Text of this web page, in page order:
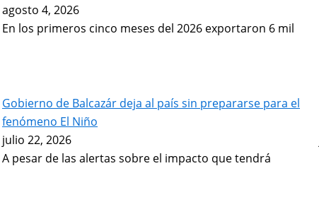
agosto 4, 2026
En los primeros cinco meses del 2026 exportaron 6 mil
Gobierno de Balcazár deja al país sin prepararse para el
fenómeno El Niño
julio 22, 2026
A pesar de las alertas sobre el impacto que tendrá